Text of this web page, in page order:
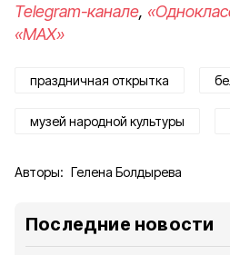
Telegram-канале,
«MAX»
праздничная открытка
музей народной культуры
Авторы: Гелена Болдырева
Последние новости